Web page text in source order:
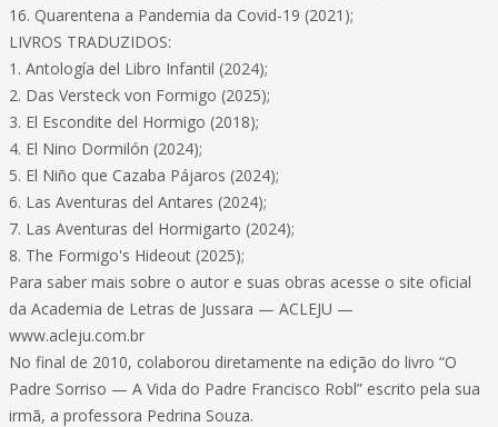
16. Quarentena a Pandemia da Covid-19 (2021);
LIVROS TRADUZIDOS:
1. Antología del Libro Infantil (2024);
2. Das Versteck von Formigo (2025);
3. El Escondite del Hormigo (2018);
4. El Nino Dormilón (2024);
5. El Niño que Cazaba Pájaros (2024);
6. Las Aventuras del Antares (2024);
7. Las Aventuras del Hormigarto (2024);
8. The Formigo's Hideout (2025);
Para saber mais sobre o autor e suas obras acesse o site oficial
da Academia de Letras de Jussara — ACLEJU —
www.acleju.com.br
No final de 2010, colaborou diretamente na edição do livro “O
Padre Sorriso — A Vida do Padre Francisco Robl” escrito pela sua
irmã, a professora Pedrina Souza.